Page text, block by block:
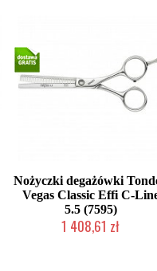
Nożyczki degażówki
Vegas Classic Effi C-
5.5 (7595)
1 408,61 zł